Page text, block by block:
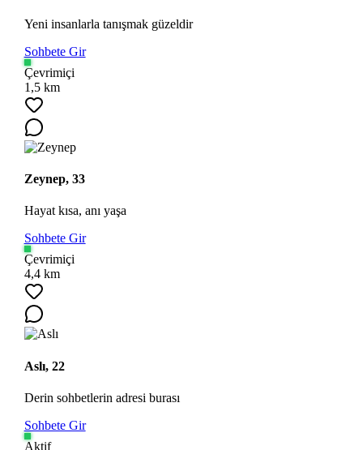
Yeni insanlarla tanışmak güzeldir
Sohbete Gir
Çevrimiçi
1,5 km
Zeynep, 33
Hayat kısa, anı yaşa
Sohbete Gir
Çevrimiçi
4,4 km
Aslı, 22
Derin sohbetlerin adresi burası
Sohbete Gir
Aktif